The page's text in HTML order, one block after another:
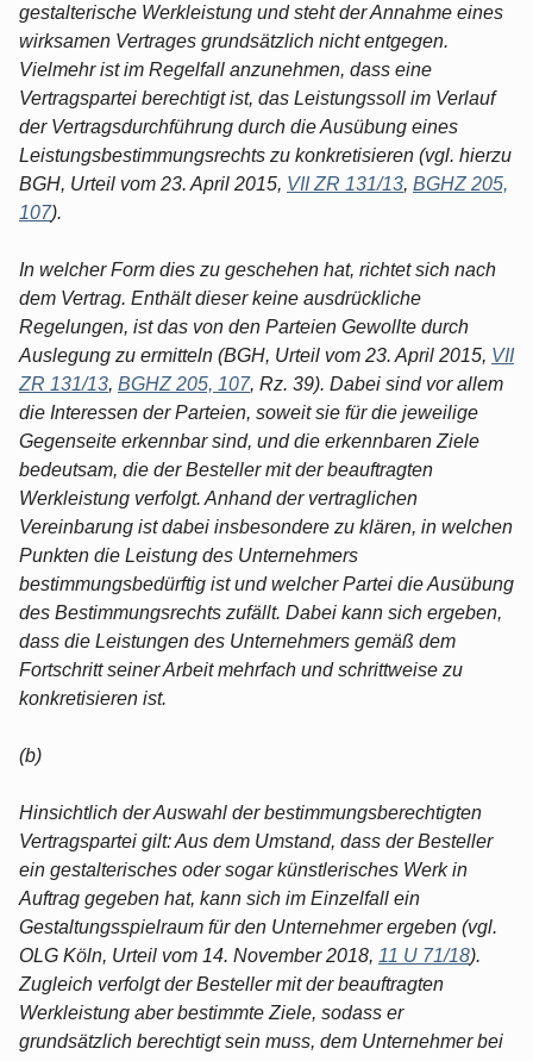
gestalterische Werkleistung und steht der Annahme eines
wirksamen Vertrages grundsätzlich nicht entgegen.
Vielmehr ist im Regelfall anzunehmen, dass eine
Vertragspartei berechtigt ist, das Leistungssoll im Verlauf
der Vertragsdurchführung durch die Ausübung eines
Leistungsbestimmungsrechts zu konkretisieren (vgl. hierzu
BGH, Urteil vom 23. April 2015, VII ZR 131/13, BGHZ 205,
107).
In welcher Form dies zu geschehen hat, richtet sich nach
dem Vertrag. Enthält dieser keine ausdrückliche
Regelungen, ist das von den Parteien Gewollte durch
Auslegung zu ermitteln (BGH, Urteil vom 23. April 2015, VII
ZR 131/13, BGHZ 205, 107, Rz. 39). Dabei sind vor allem
die Interessen der Parteien, soweit sie für die jeweilige
Gegenseite erkennbar sind, und die erkennbaren Ziele
bedeutsam, die der Besteller mit der beauftragten
Werkleistung verfolgt. Anhand der vertraglichen
Vereinbarung ist dabei insbesondere zu klären, in welchen
Punkten die Leistung des Unternehmers
bestimmungsbedürftig ist und welcher Partei die Ausübung
des Bestimmungsrechts zufällt. Dabei kann sich ergeben,
dass die Leistungen des Unternehmers gemäß dem
Fortschritt seiner Arbeit mehrfach und schrittweise zu
konkretisieren ist.
(b)
Hinsichtlich der Auswahl der bestimmungsberechtigten
Vertragspartei gilt: Aus dem Umstand, dass der Besteller
ein gestalterisches oder sogar künstlerisches Werk in
Auftrag gegeben hat, kann sich im Einzelfall ein
Gestaltungsspielraum für den Unternehmer ergeben (vgl.
OLG Köln, Urteil vom 14. November 2018, 11 U 71/18).
Zugleich verfolgt der Besteller mit der beauftragten
Werkleistung aber bestimmte Ziele, sodass er
grundsätzlich berechtigt sein muss, dem Unternehmer bei